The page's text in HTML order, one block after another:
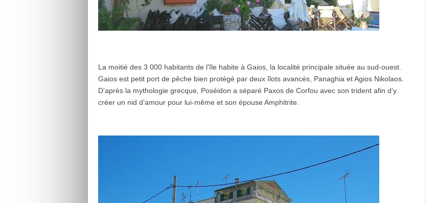
La moitié des 3 000 habitants de l’île habite à Gaios, la localité principale située au sud-ouest.
Gaios est petit port de pêche bien protégé par deux îlots avancés, Panaghia et Agios Nikolaos.
D’après la mythologie grecque, Poséidon a séparé Paxos de Corfou avec son trident afin d’y
créer un nid d’amour pour lui-même et son épouse Amphitrite.